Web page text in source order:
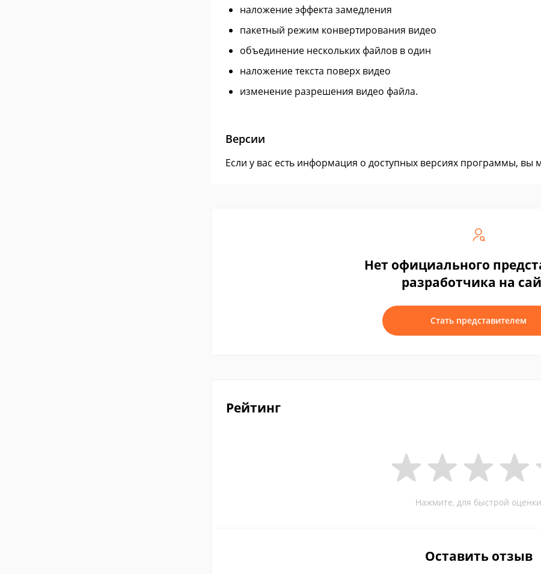
наложение эффекта замедления
пакетный режим конвертирования видео
объединение нескольких файлов в один
наложение текста поверх видео
изменение разрешения видео файла.
Версии
Если у вас есть информация о доступных версиях программы, вы
Нет официального
разработчика на
Стать представителем
Рейтинг
Нажмите, для быстрой оценки
Оставить отзыв